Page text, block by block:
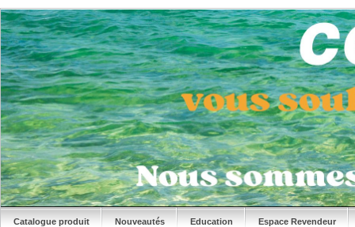
Catalogue produit Nouveautés Education Espace Revendeur